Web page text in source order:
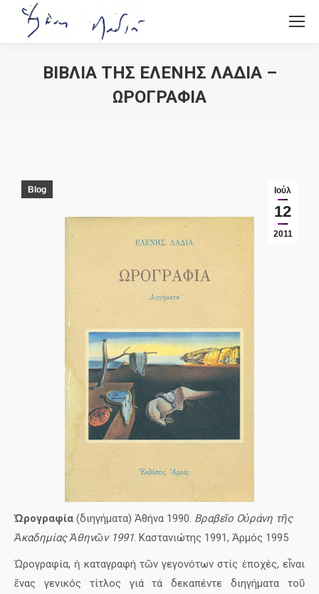
ΒΙΒΛΙΑ ΤΗΣ ΕΛΕΝΗΣ ΛΑΔΙΑ –
ΩΡΟΓΡΑΦΙΑ
Ιούλ
12
2011
Blog
Ὠρογραφία (διηγήματα) Ἀθήνα 1990. Βραβεῖο Οὐράνη τῆς
Ἀκαδημίας Ἀθηνῶν 1991. Καστανιώτης 1991, Ἁρμός 1995
Ὠρογραφία, ἡ καταγραφή τῶν γεγονότων στίς ἐποχές, εἶναι
ἕνας γενικός τίτλος γιά τά δεκαπέντε διηγήματα τοῦ